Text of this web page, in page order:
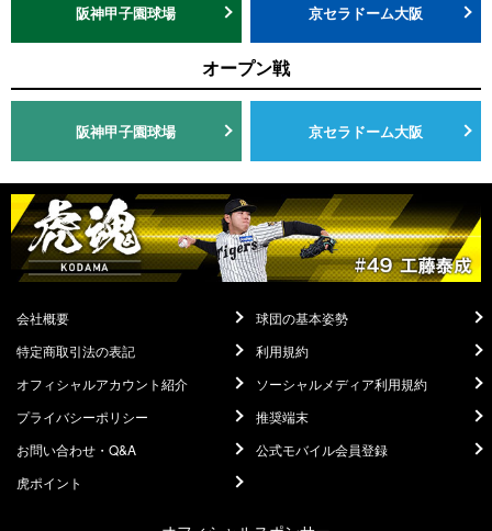
阪神甲子園球場 京セラドーム大阪
オープン戦
阪神甲子園球場 京セラドーム大阪
会社概要
球団の基本姿勢
特定商取引法の表記
利用規約
オフィシャルアカウント紹介
ソーシャルメディア利用規約
プライバシーポリシー
推奨端末
お問い合わせ・Q&A
公式モバイル会員登録
虎ポイント